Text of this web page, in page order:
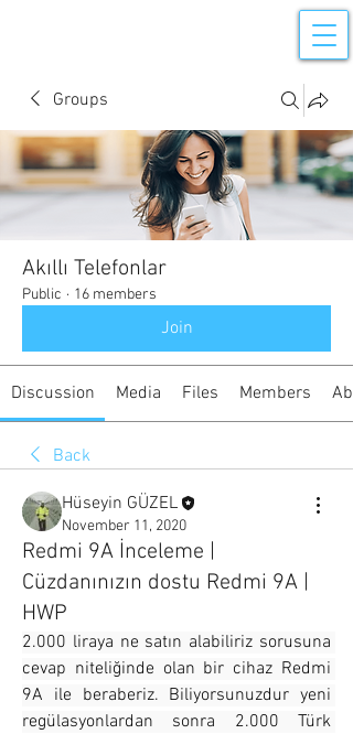
Groups
Akıllı Telefonlar
Public · 16 members
Join
Discussion Media Files Members
Back
Hüseyin GÜZEL
November 11, 2020
Redmi 9A İnceleme |
Cüzdanınızın dostu Redmi 9A |
HWP
2.000 liraya ne satın alabiliriz sorusuna
cevap niteliğinde olan bir cihaz Redmi
9A ile beraberiz. Biliyorsunuzdur yeni
regülasyonlardan sonra 2.000 Türk